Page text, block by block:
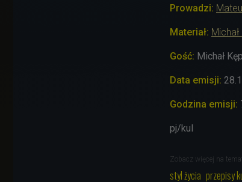
Prowadzi:
Materiał:
Gość: Michał
Data emisji: 28
Godzina emisji:
pj/kul
Zobacz więcej na
styl życia przepisy